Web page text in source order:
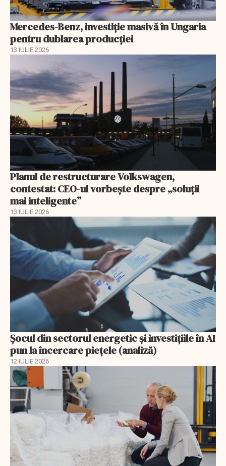
Mercedes-Benz, investiție masivă în Ungaria
pentru dublarea producției
13 IULIE 2026
Planul de restructurare Volkswagen,
contestat: CEO-ul vorbește despre „soluții
mai inteligente”
13 IULIE 2026
Șocul din sectorul energetic și investițiile în AI
pun la încercare piețele (analiză)
12 IULIE 2026
EXCLUSIV